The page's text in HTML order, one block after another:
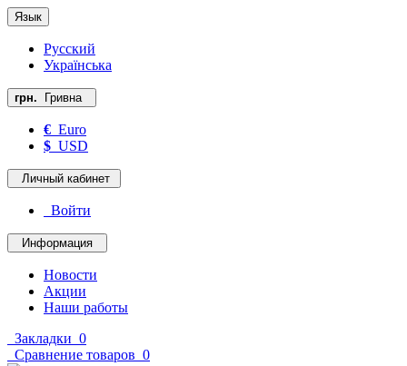
Язык
Русский
Українська
грн. Гривна
€ Euro
$ USD
Личный кабинет
Войти
Информация
Новости
Акции
Наши работы
Закладки 0
Сравнение товаров 0